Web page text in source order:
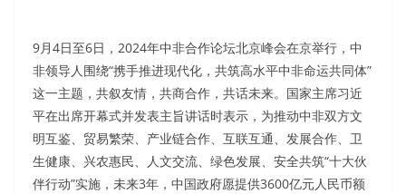
9月4日至6日，2024年中非合作论坛北京峰会在京举行，中
非领导人围绕“携手推进现代化，共筑高水平中非命运共同体”
这一主题，共叙友情，共商合作，共话未来。国家主席习近
平在出席开幕式并发表主旨讲话时表示，为推动中非双方文
明互鉴、贸易繁荣、产业链合作、互联互通、发展合作、卫
生健康、兴农惠民、人文交流、绿色发展、安全共筑“十大伙
伴行动”实施，未来3年，中国政府愿提供3600亿元人民币额